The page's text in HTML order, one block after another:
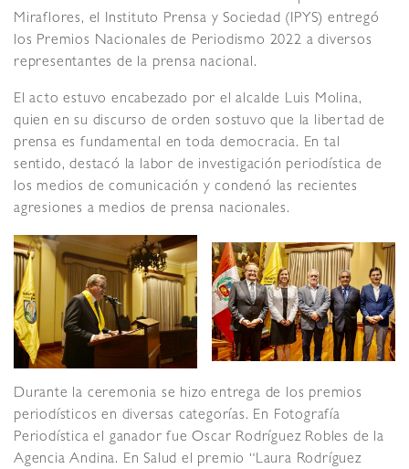
Miraflores, el Instituto Prensa y Sociedad (IPYS) entregó
los Premios Nacionales de Periodismo 2022 a diversos
representantes de la prensa nacional.
El acto estuvo encabezado por el alcalde Luis Molina,
quien en su discurso de orden sostuvo que la libertad de
prensa es fundamental en toda democracia. En tal
sentido, destacó la labor de investigación periodística de
los medios de comunicación y condenó las recientes
agresiones a medios de prensa nacionales.
Durante la ceremonia se hizo entrega de los premios
periodísticos en diversas categorías. En Fotografía
Periodística el ganador fue Oscar Rodríguez Robles de la
Agencia Andina. En Salud el premio “Laura Rodríguez